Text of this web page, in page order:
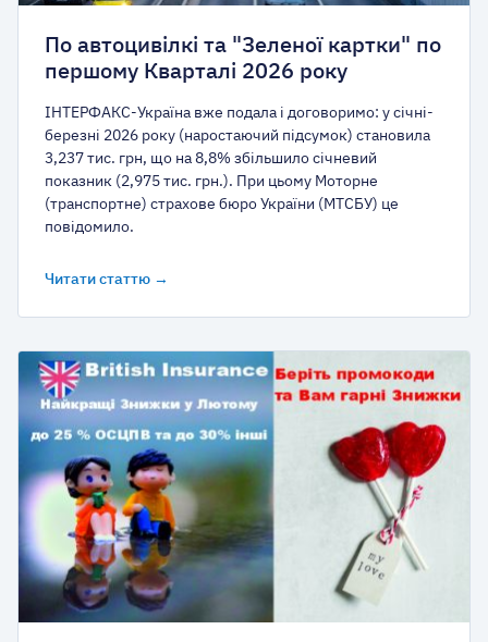
По автоцивілкі та "Зеленої картки" по
першому Кварталі 2026 року
ІНТЕРФАКС-Україна вже подала і договоримо: у січні-
березні 2026 року (наростаючий підсумок) становила
3,237 тис. грн, що на 8,8% збільшило січневий
показник (2,975 тис. грн.). При цьому Моторне
(транспортне) страхове бюро України (МТСБУ) це
повідомило.
Читати статтю →